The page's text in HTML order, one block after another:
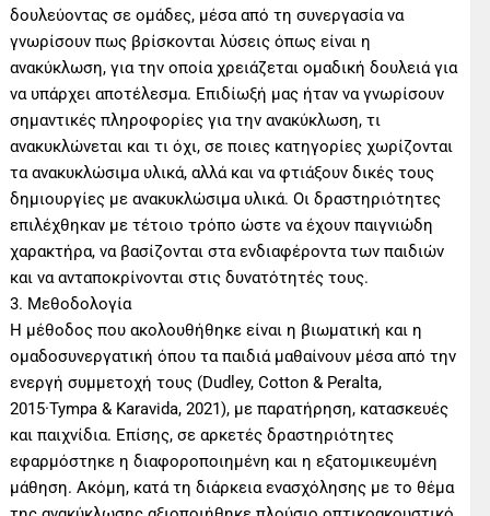
δουλεύοντας σε ομάδες, μέσα από τη συνεργασία να
γνωρίσουν πως βρίσκονται λύσεις όπως είναι η
ανακύκλωση, για την οποία χρειάζεται ομαδική δουλειά για
να υπάρχει αποτέλεσμα. Επιδίωξή μας ήταν να γνωρίσουν
σημαντικές πληροφορίες για την ανακύκλωση, τι
ανακυκλώνεται και τι όχι, σε ποιες κατηγορίες χωρίζονται
τα ανακυκλώσιμα υλικά, αλλά και να φτιάξουν δικές τους
δημιουργίες με ανακυκλώσιμα υλικά. Οι δραστηριότητες
επιλέχθηκαν με τέτοιο τρόπο ώστε να έχουν παιγνιώδη
χαρακτήρα, να βασίζονται στα ενδιαφέροντα των παιδιών
και να ανταποκρίνονται στις δυνατότητές τους.
3. Μεθοδολογία
Η μέθοδος που ακολουθήθηκε είναι η βιωματική και η
ομαδοσυνεργατική όπου τα παιδιά μαθαίνουν μέσα από την
ενεργή συμμετοχή τους (Dudley, Cotton & Peralta,
2015·Tympa & Karavida, 2021), με παρατήρηση, κατασκευές
και παιχνίδια. Επίσης, σε αρκετές δραστηριότητες
εφαρμόστηκε η διαφοροποιημένη και η εξατομικευμένη
μάθηση. Ακόμη, κατά τη διάρκεια ενασχόλησης με το θέμα